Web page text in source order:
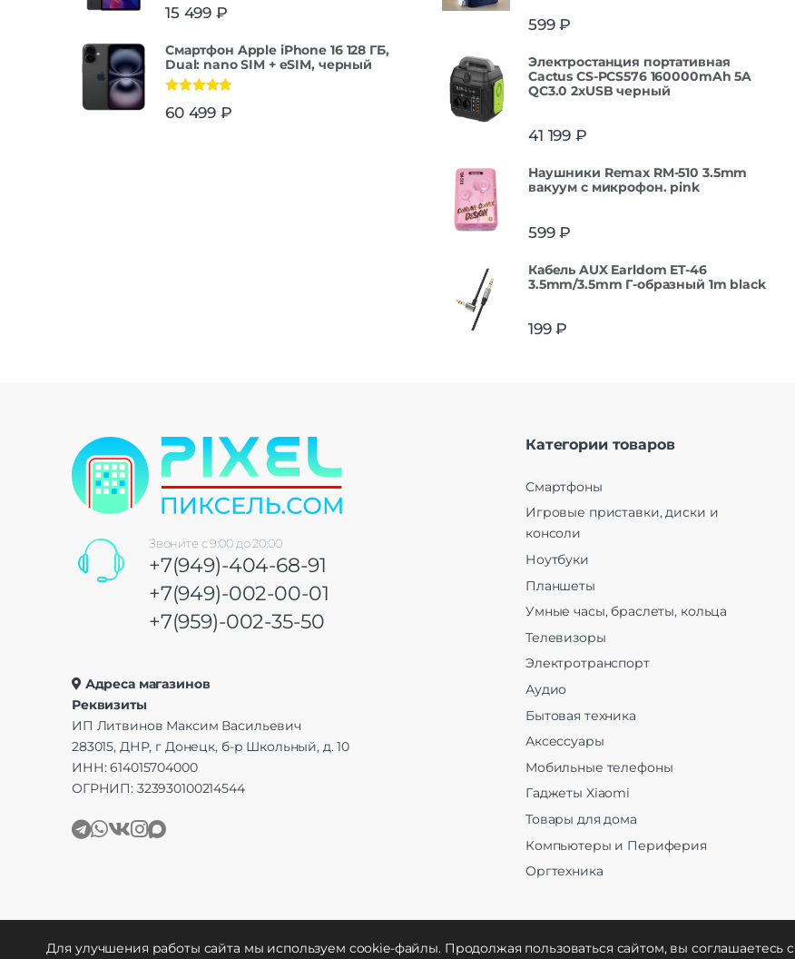
15 499 ₽
Смартфон Apple iPhone 16 128 ГБ,
Dual: nano SIM + eSIM, черный
из 5
60 499 ₽
599₽
Электростанция портативная
Cactus CS-PCS576 160000mAh 5A
QC3.0 2xUSB черный
41 199 ₽
Наушники Remax RM-510 3.5mm
вакуум с микрофон. pink
599₽
Кабель AUX Earldom ET-46
3.5mm/3.5mm Г-образный 1m black
199₽
Звоните с 9:00 до 20:00
+7(949)-404-68-91
+7(949)-002-00-01
+7(959)-002-35-50
Адреса магазинов
Реквизиты
ИП Литвинов Максим Васильевич
283015, ДНР, г Донецк, б-р Школьный, д. 10
ИНН: 614015704000
ОГРНИП: 323930100214544
Категории товаров
Смартфоны
Игровые приставки, диски и
консоли
Ноутбуки
Планшеты
Умные часы, браслеты, кольца
Телевизоры
Электротранспорт
Аудио
Бытовая техника
Аксессуары
Мобильные телефоны
Гаджеты Xiaomi
Товары для дома
Компьютеры и Периферия
Оргтехника
Для улучшения работы сайта мы используем cookie-файлы. Продолжая пользоваться сайтом, вы соглашаетесь с